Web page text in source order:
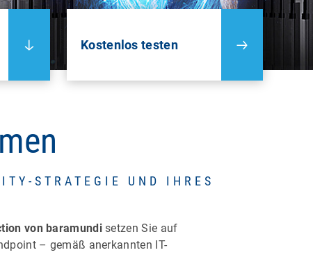
Kostenlos testen
STRATEGIE UND IHRES
von baramundisetzen Sie auf
– gemäß anerkannten IT-